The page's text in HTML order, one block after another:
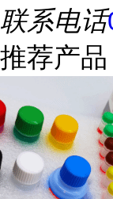
联系电话
推荐产品